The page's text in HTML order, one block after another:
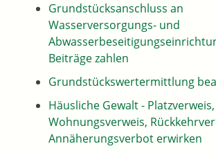
Grundstücksanschluss an
Wasserversorgungs- und
Beiträge zahlen
Grundstückswertermittlung
Häusliche Gewalt - Platzverweis,
Wohnungsverweis,
Annäherungsverbot erwirken